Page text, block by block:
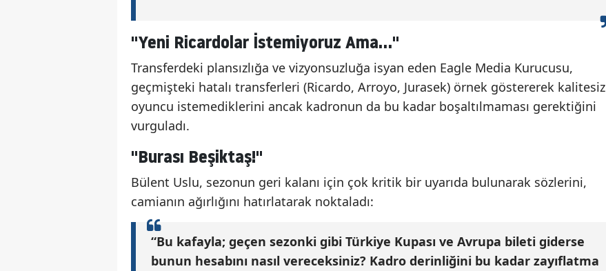
"Yeni Ricardolar İstemiyoruz Ama..."
Transferdeki plansızlığa ve vizyonsuzluğa isyan eden Eagle Media Kurucusu,
geçmişteki hatalı transferleri (Ricardo, Arroyo, Jurasek) örnek göstererek kalitesiz
oyuncu istemediklerini ancak kadronun da bu kadar boşaltılmaması gerektiğini
vurguladı.
"Burası Beşiktaş!"
Bülent Uslu, sezonun geri kalanı için çok kritik bir uyarıda bulunarak sözlerini,
camianın ağırlığını hatırlatarak noktaladı:
“Bu kafayla; geçen sezonki gibi Türkiye Kupası ve Avrupa bileti giderse
bunun hesabını nasıl vereceksiniz? Kadro derinliğini bu kadar zayıflatma